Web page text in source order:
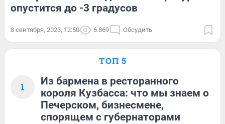
опустится до -3 градусов
8 сентября, 2023, 12:50 6 869 Обсудить
ТОП 5
1
Из бармена в ресторанного
короля Кузбасса: что мы знаем о
Печерском, бизнесмене,
спорящем с губернаторами